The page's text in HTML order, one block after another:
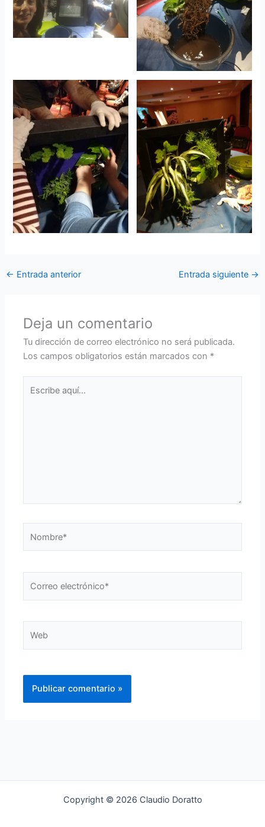
← Entrada anterior Entrada siguiente →
Deja un comentario
Tu dirección de correo electrónico no será publicada.
Los campos obligatorios están marcados con *
aquí...
electrónico*
Copyright © 2026 Claudio Doratto